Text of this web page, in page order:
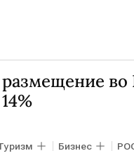
во
Бизнес